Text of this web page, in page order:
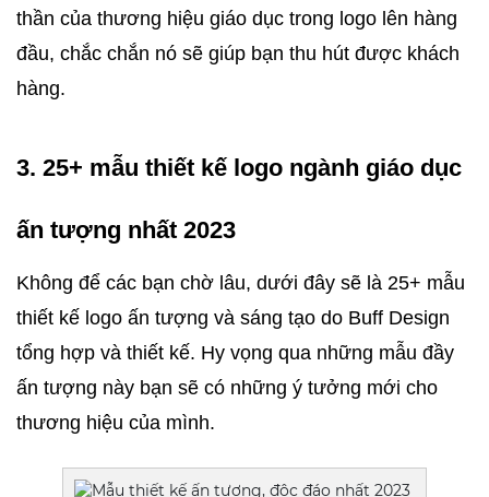
thần của thương hiệu giáo dục trong logo lên hàng
đầu, chắc chắn nó sẽ giúp bạn thu hút được khách
hàng.
3. 25+ mẫu thiết kế logo ngành giáo dục
ấn tượng nhất 2023
Không để các bạn chờ lâu, dưới đây sẽ là 25+ mẫu
thiết kế logo ấn tượng và sáng tạo do Buff Design
tổng hợp và thiết kế. Hy vọng qua những mẫu đầy
ấn tượng này bạn sẽ có những ý tưởng mới cho
thương hiệu của mình.